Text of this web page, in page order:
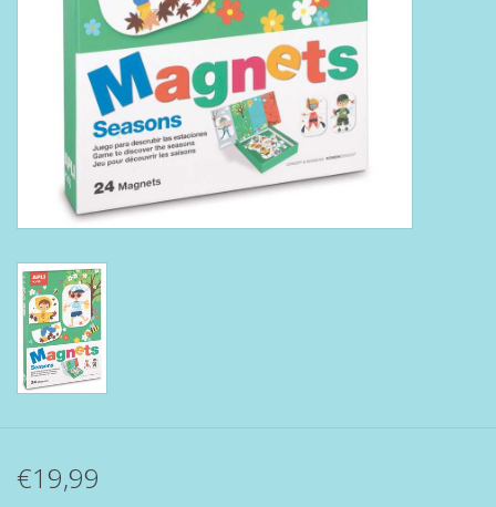
Puzzels & Spellen
Collectables
Wannahaves
TekstKado
Wens & Postkaarten
Feest
Merken
€19,99